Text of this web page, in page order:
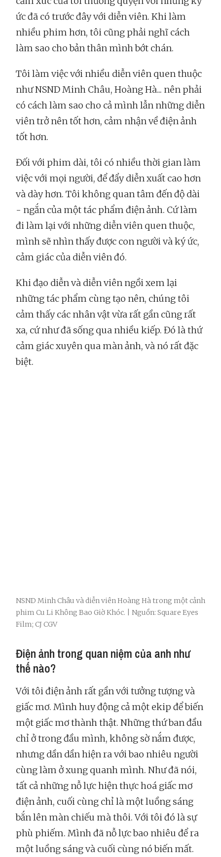
ức đã có trước đây với diễn viên. Khi làm
nhiều phim hơn, tôi cũng phải nghĩ cách
làm sao cho bản thân mình bớt chán.
Tôi làm việc với nhiều diễn viên quen thuộc
như NSND Minh Châu, Hoàng Hà... nên phải
có cách làm sao cho cả mình lẫn những diễn
viên trở nên tốt hơn, cảm nhận về điện ảnh
tốt hơn.
Đối với phim dài, tôi có nhiều thời gian làm
việc với mọi người, để đẩy diễn xuất cao hơn
và dày hơn. Tôi không quan tâm đến độ dài
- ngắn của một tác phẩm điện ảnh. Cứ làm
đi làm lại với những diễn viên quen thuộc,
mình sẽ nhìn thấy được con người và ký ức,
cảm giác của diễn viên đó.
Khi đạo diễn và diễn viên ngồi xem lại
những tác phẩm cùng tạo nên, chúng tôi
cảm thấy các nhân vật vừa rất gần cũng rất
xa, cứ như đã sống qua nhiều kiếp. Đó là thứ
cảm giác xuyên qua màn ảnh, và nó rất đặc
biệt.
NSND Minh Châu và diễn viên Hoàng Hà trong một cảnh
phim Cu Li Không Bao Giờ Khóc. | Nguồn: Square Eyes
Film; CJ CGV
Điện ảnh trong quan niệm của anh như
thế nào?
Với tôi điện ảnh rất gần với tưởng tượng và
giấc mơ. Mình huy động cả một ekip để biến
một giấc mơ thành thật. Những thứ ban đầu
chỉ ở trong đầu mình, không sờ nắm được,
nhưng dần dần hiện ra với bao nhiêu người
cùng làm ở xung quanh mình. Như đã nói,
tất cả những nỗ lực hiện thực hoá giấc mơ
điện ảnh, cuối cùng chỉ là một luồng sáng
bắn lên màn chiếu mà thôi. Với tôi đó là sự
phù phiếm. Mình đã nỗ lực bao nhiêu để ra
một luồng sáng và cuối cùng nó biến mất.